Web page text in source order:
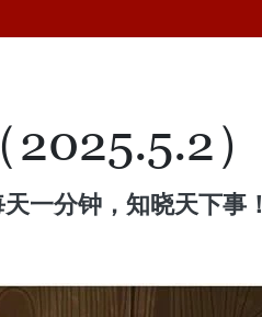
）
一分钟，知晓天下事！